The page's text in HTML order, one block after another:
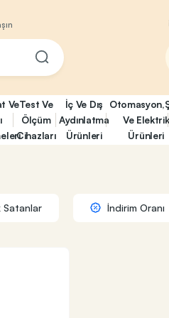
VeTest Ve
Ölçüm
Cihazları
İç Ve Dış
Aydınlatma
Ürünleri
Ve Elektrik
Ürünleri
İndirim Oranı
Satanlar